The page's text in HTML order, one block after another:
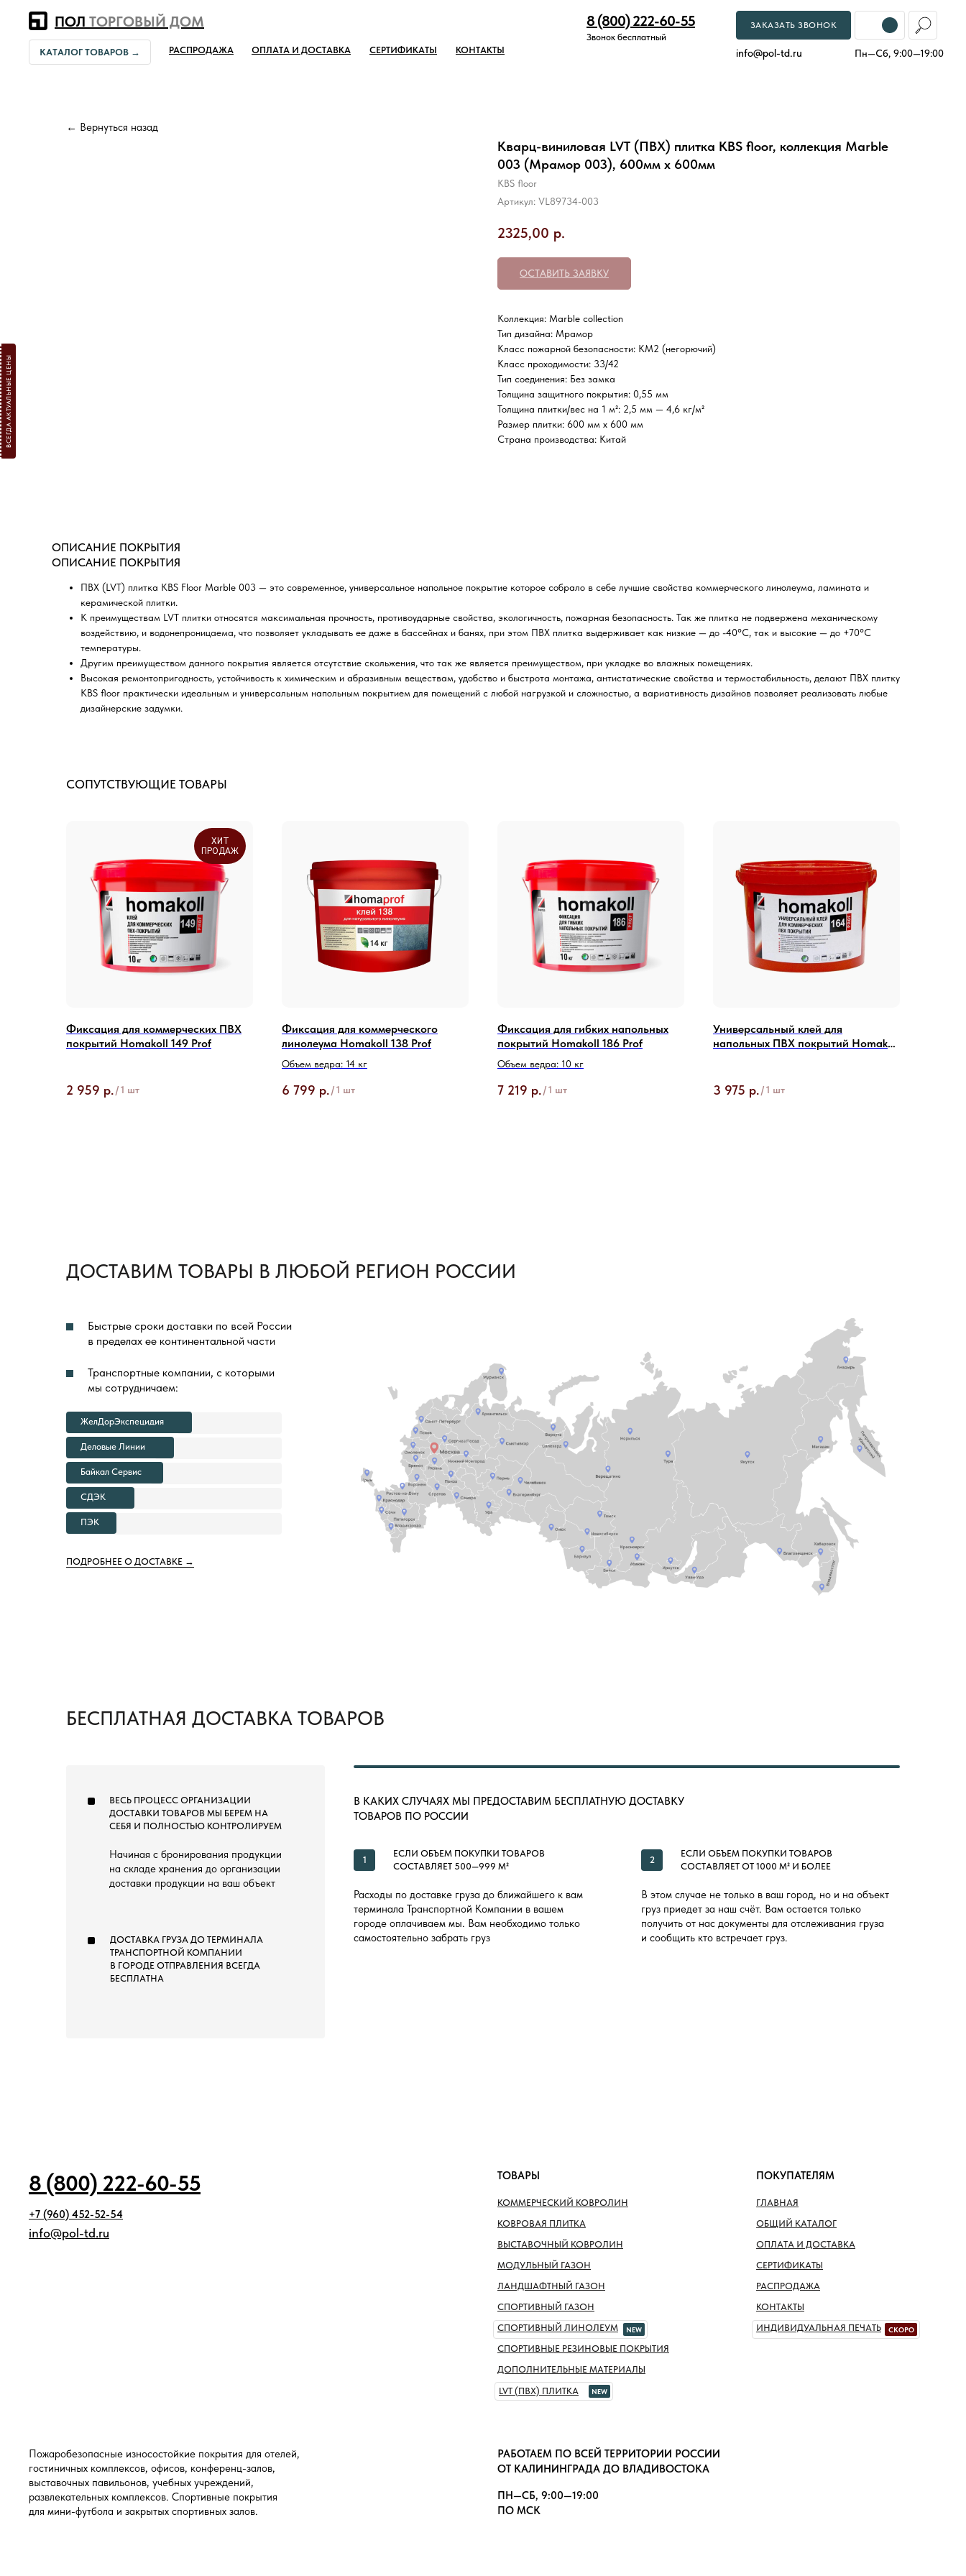
ВСЕГДА АКТУАЛЬНЫЕ ЦЕНЫ
ПОЛ ТОРГОВЫЙ ДОМ ЗАКАЗАТЬ ЗВОНОК
8 (800) 222-60-55
Пн—Сб, 9:00—19:00
РАСПРОДАЖА
КАТАЛОГ ТОВАРОВ → ОПЛАТА И ДОСТАВКА СЕРТИФИКАТЫ КОНТАКТЫ info@pol-td.ru
Звонок бесплатный
← Вернуться назад
Кварц-виниловая LVT (ПВХ) плитка KBS floor, коллекция Marble
003 (Мрамор 003), 600мм х 600мм
KBS floor
Артикул: VL89734-003
2325,00 р.
ОСТАВИТЬ ЗАЯВКУ
Коллекция: Marble collection
Тип дизайна: Мрамор
Класс пожарной безопасности: КМ2 (негорючий)
Класс проходимости: 33/42
Тип соединения: Без замка
Толщина защитного покрытия: 0,55 мм
Толщина плитки/вес на 1 м²: 2,5 мм — 4,6 кг/м²
Размер плитки: 600 мм х 600 мм
Страна производства: Китай
ОПИСАНИЕ ПОКРЫТИЯ
ОПИСАНИЕ ПОКРЫТИЯ
ПВХ (LVT) плитка КBS Floor Marble 003 — это современное, универсальное напольное покрытие которое собрало в себе лучшие свойства коммерческого линолеума, ламината и
керамической плитки.
К преимуществам LVT плитки относятся максимальная прочность, противоударные свойства, экологичность, пожарная безопасность. Так же плитка не подвержена механическому
воздействию, и водонепроницаема, что позволяет укладывать ее даже в бассейнах и банях, при этом ПВХ плитка выдерживает как низкие — до -40°С, так и высокие — до +70°С
температуры.
Другим преимуществом данного покрытия является отсутствие скольжения, что так же является преимуществом, при укладке во влажных помещениях.
Высокая ремонтопригодность, устойчивость к химическим и абразивным веществам, удобство и быстрота монтажа, антистатические свойства и термостабильность, делают ПВХ плитку
KBS floor практически идеальным и универсальным напольным покрытием для помещений с любой нагрузкой и сложностью, а вариативность дизайнов позволяет реализовать любые
дизайнерские задумки.
СОПУТСТВУЮЩИЕ ТОВАРЫ
ХИТ
ПРОДАЖ
Фиксация для коммерческих ПВХ
покрытий Homakoll 149 Prof
2 959 р./1 шт
Фиксация для коммерческого
линолеума Homakoll 138 Prof
Объем ведра: 14 кг
6 799 р./1 шт
Фиксация для гибких напольных
покрытий Homakoll 186 Prof
Объем ведра: 10 кг
7 219 р./1 шт
Универсальный клей для
напольных ПВХ покрытий Homakoll
3 975 р./1 шт
ДОСТАВИМ ТОВАРЫ В ЛЮБОЙ РЕГИОН РОССИИ
Быстрые сроки доставки по всей России
в пределах ее континентальной части
Транспортные компании, с которыми
мы сотрудничаем:
ЖелДорЭкспецидия
Деловые Линии
Байкал Сервис
СДЭК
ПЭК
ПОДРОБНЕЕ О ДОСТАВКЕ →
БЕСПЛАТНАЯ ДОСТАВКА ТОВАРОВ
ВЕСЬ ПРОЦЕСС ОРГАНИЗАЦИИ
ДОСТАВКИ ТОВАРОВ МЫ БЕРЕМ НА
СЕБЯ И ПОЛНОСТЬЮ КОНТРОЛИРУЕМ
Начиная с бронирования продукции
на складе хранения до организации
доставки продукции на ваш объект
В этом случае не только в ваш город, но и на объект
груз приедет за наш счёт. Вам остается только
получить от нас документы для отслеживания груза
и сообщить кто встречает груз.
Расходы по доставке груза до ближайшего к вам
терминала Транспортной Компании в вашем
городе оплачиваем мы. Вам необходимо только
самостоятельно забрать груз
ДОСТАВКА ГРУЗА ДО ТЕРМИНАЛА
ТРАНСПОРТНОЙ КОМПАНИИ
В ГОРОДЕ ОТПРАВЛЕНИЯ ВСЕГДА
БЕСПЛАТНА
1 2
В КАКИХ СЛУЧАЯХ МЫ ПРЕДОСТАВИМ БЕСПЛАТНУЮ ДОСТАВКУ
ТОВАРОВ ПО РОССИИ
ЕСЛИ ОБЪЕМ ПОКУПКИ ТОВАРОВ
СОСТАВЛЯЕТ 500—999 М²
ЕСЛИ ОБЪЕМ ПОКУПКИ ТОВАРОВ
СОСТАВЛЯЕТ ОТ 1000 М² И БОЛЕЕ
8 (800) 222-60-55
info@pol-td.ru
КОММЕРЧЕСКИЙ КОВРОЛИН
КОВРОВАЯ ПЛИТКА
ВЫСТАВОЧНЫЙ КОВРОЛИН
СПОРТИВНЫЙ ГАЗОН
МОДУЛЬНЫЙ ГАЗОН
СПОРТИВНЫЙ ЛИНОЛЕУМ NEW
СПОРТИВНЫЕ РЕЗИНОВЫЕ ПОКРЫТИЯ
ТОВАРЫ
Пожаробезопасные износостойкие покрытия для отелей,
гостиничных комплексов, офисов, конференц-залов,
выставочных павильонов, учебных учреждений,
развлекательных комплексов. Спортивные покрытия
для мини-футбола и закрытых спортивных залов.
ОБЩИЙ КАТАЛОГ
ОПЛАТА И ДОСТАВКА
СЕРТИФИКАТЫ
РАСПРОДАЖА
КОНТАКТЫ
ИНДИВИДУАЛЬНАЯ ПЕЧАТЬ
СКОРО
ПОКУПАТЕЛЯМ
+7 (960) 452-52-54
РАБОТАЕМ ПО ВСЕЙ ТЕРРИТОРИИ РОССИИ
ОТ КАЛИНИНГРАДА ДО ВЛАДИВОСТОКА
ПН—СБ, 9:00—19:00
ПО МСК
ГЛАВНАЯ
ЛАНДШАФТНЫЙ ГАЗОН
ДОПОЛНИТЕЛЬНЫЕ МАТЕРИАЛЫ
LVT (ПВХ) ПЛИТКА
NEW